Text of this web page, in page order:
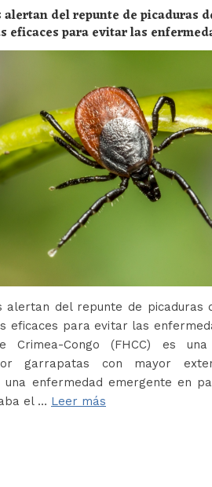
del repunte de picaduras
eficaces para evitar las
alertan del repunte de picaduras
eficaces para evitar las
Crimea-Congo (FHCC) es
garrapatas con mayor
una enfermedad emergente en
el … Leer más